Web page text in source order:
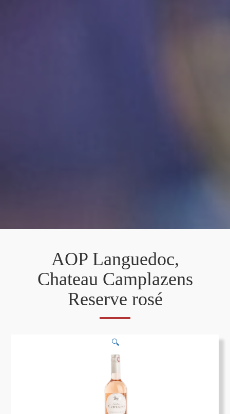
AOP Languedoc,
Chateau Camplazens
Reserve rosé
🔍